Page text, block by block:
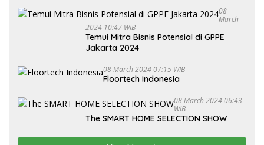
08
March
2024 10:47 WIB
Temui Mitra Bisnis Potensial di GPPE
Jakarta 2024
08 March 2024 07:15 WIB
Floortech Indonesia
08 March 2024 06:43
WIB
The SMART HOME SELECTION SHOW